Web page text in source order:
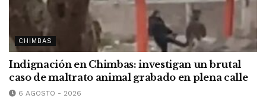
CHIMBAS
Indignación en Chimbas: investigan un brutal
caso de maltrato animal grabado en plena calle
6 AGOSTO - 2026